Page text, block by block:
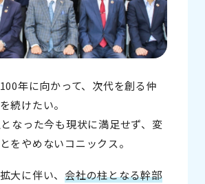
年に向かって、次代を創る仲
続けたい。
なった今も現状に満足せず、変
をやめないコニックス。
大に伴い、 会社の柱となる幹部